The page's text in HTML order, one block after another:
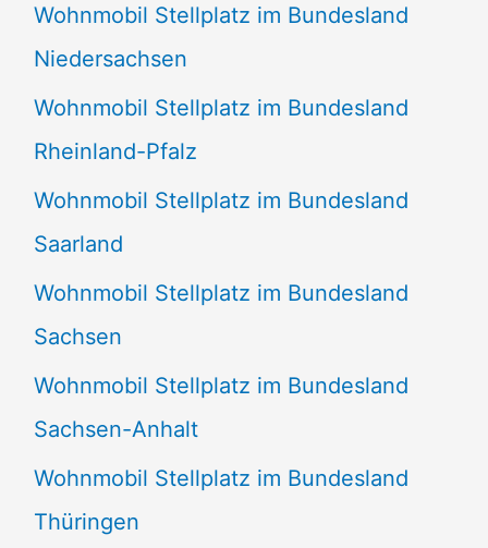
Wohnmobil Stellplatz im Bundesland
Niedersachsen
Wohnmobil Stellplatz im Bundesland
Rheinland-Pfalz
Wohnmobil Stellplatz im Bundesland
Saarland
Wohnmobil Stellplatz im Bundesland
Sachsen
Wohnmobil Stellplatz im Bundesland
Sachsen-Anhalt
Wohnmobil Stellplatz im Bundesland
Thüringen